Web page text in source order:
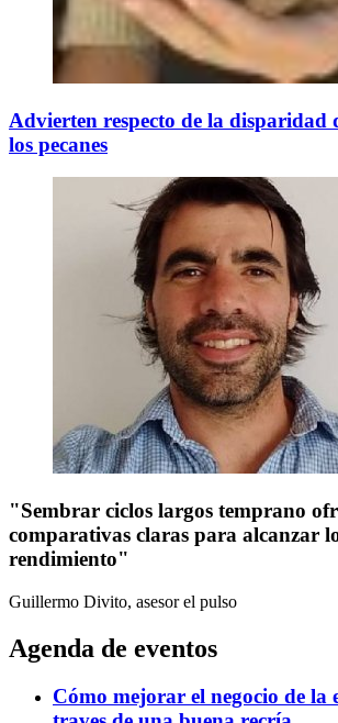
Advierten respecto de la disparidad
los pecanes
"Sembrar ciclos largos temprano
comparativas claras para alcanzar
rendimiento"
Guillermo Divito, asesor el pulso
Agenda de eventos
Cómo mejorar el negocio de la